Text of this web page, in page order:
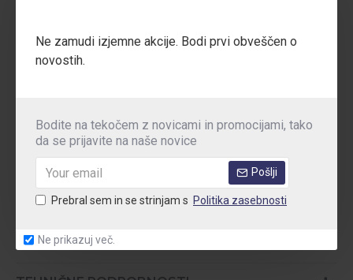
Ne zamudi izjemne akcije. Bodi prvi obveščen o
novostih.
Bodite na tekočem z novicami in promocijami, tako
da se prijavite na naše novice
Pošlji
Prebral sem in se strinjam s Politika zasebnosti
Ne prikazuj več.
ali delu na trdih površinah.
k večjemu udobju in manjši utrujenosti stopal.
Standardi: EN ISO 20347:2022+A1:2024 | OB SR E | CE
Področja uporabe:Logistika, skladišča, zdravstvena nega,
gostinstvo, montaža, farmacija, storitvene dejavnosti